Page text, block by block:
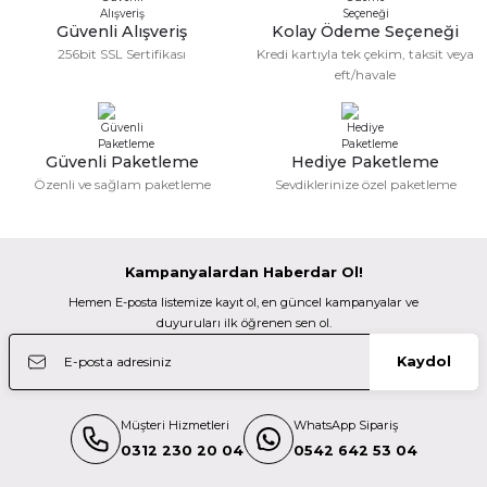
Ürün fiyatı diğer sitelerden daha pahalı.
Bu ürüne benzer farklı alternatifler olmalı.
Kolay gelsin hayırlı ramazanlar.
Fatma KILIÇ | 28/02/2026
M... N... | 02/01/2026
Deneyimini Paylaş
360,00 TL
Sandisk
Sandisk 64GB Cruzer Glide 3.0 Flash Bellek
Sandisk
Sandisk 16GB Cruzer Blade USB 2.0 USB Bellek
580,00 TL
Sandisk
Güvenli Alışveriş
256bit SSL Sertifikası
Kolay Ödeme Seçeneği
Kredi kartıyla tek çekim, taksit veya
eft/havale
Güvenli Paketleme
Özenli ve sağlam paketleme
Hediye Paketleme
Sevdiklerinize özel paketleme
Kampanyalardan Haberdar Ol!
Hemen E-posta listemize kayıt ol, en güncel kampanyalar ve
duyuruları ilk öğrenen sen ol.
Kaydol
Müşteri Hizmetleri
0312 230 20 04
WhatsApp Sipariş
0542 642 53 04